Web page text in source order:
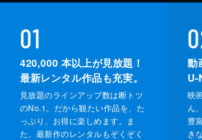
01
420,000 本以上が見放題！
最新レンタル作品も充実。
見放題のラインアップ数は断トツ
のNo.1。だから観たい作品を、た
っぷり、お得に楽しめます。ま
た、最新作のレンタルもぞくぞく
動
U-
映
ん
豊
き